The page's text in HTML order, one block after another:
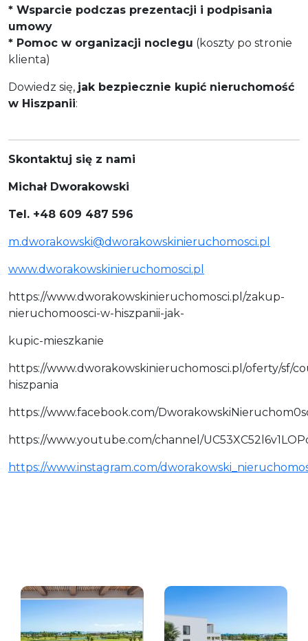
* Wsparcie podczas prezentacji i podpisania
umowy
* Pomoc w organizacji noclegu (koszty po stronie
klienta)
Dowiedz się, jak bezpiecznie kupić nieruchomość
w Hiszpanii:
Skontaktuj się z nami
Michał Dworakowski
Tel. +48 609 487 596
m.dworakowski@dworakowskinieruchomosci.pl
www.dworakowskinieruchomosci.pl
https://www.dworakowskinieruchomosci.pl/zakup-
nieruchomoosci-w-hiszpanii-jak-
kupic-mieszkanie
https://www.dworakowskinieruchomosci.pl/oferty/sf/
hiszpania
https://www.facebook.com/
https://www.youtube.com/channel/
https://www.instagram.com/